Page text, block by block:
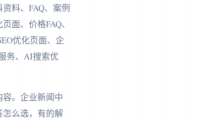
料、FAQ、案例
面、价格FAQ、
优化页面、企
务、AI搜索优
。企业新闻中
么选，有的解